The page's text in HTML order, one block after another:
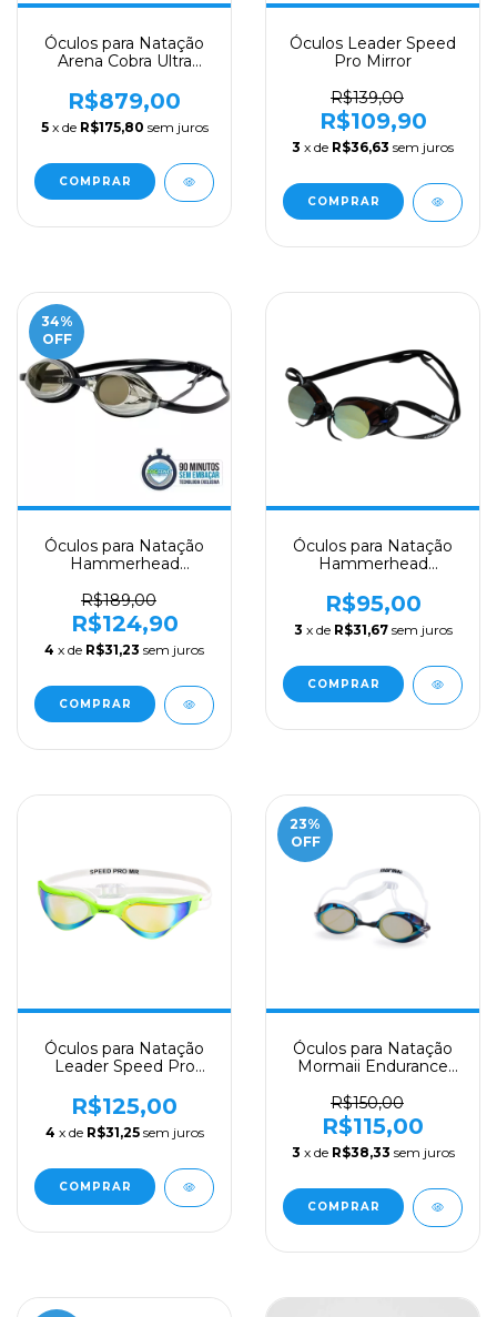
Óculos para Natação
Arena Cobra Ultra
R$879,00
5 x de R$175,80 sem juros
Óculos Leader Speed
Pro Mirror
R$139,00
R$109,90
3 x de R$36,63 sem juros
COMPRAR
34%
OFF
Óculos para Natação
Hammerhead
R$189,00
R$124,90
4 x de R$31,23 sem juros
COMPRAR
Óculos para Natação
Hammerhead
R$95,00
3 x de R$31,67 sem juros
COMPRAR
Óculos para Natação
Leader Speed Pro
R$125,00
4 x de R$31,25 sem juros
23%
OFF
Óculos para Natação
Mormaii Endurance
R$150,00
R$115,00
3 x de R$38,33 sem juros